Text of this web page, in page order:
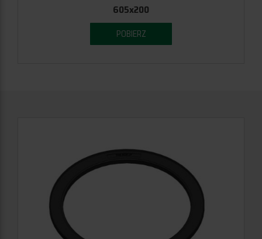
605x200
POBIERZ